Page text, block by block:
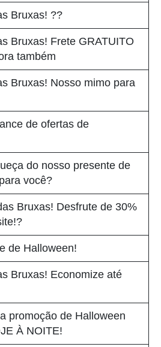
Bruxas! ??
Bruxas! Frete GRATUITO
também
Bruxas! Nosso mimo para
de ofertas de
do nosso presente de
você?
Bruxas! Desfrute de 30%
de Halloween!
Bruxas! Economize até
promoção de Halloween
À NOITE!